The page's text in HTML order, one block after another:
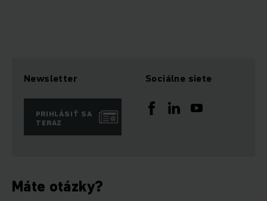
Newsletter
PRIHLÁSIŤ SA
TERAZ
Sociálne siete
Máte otázky?